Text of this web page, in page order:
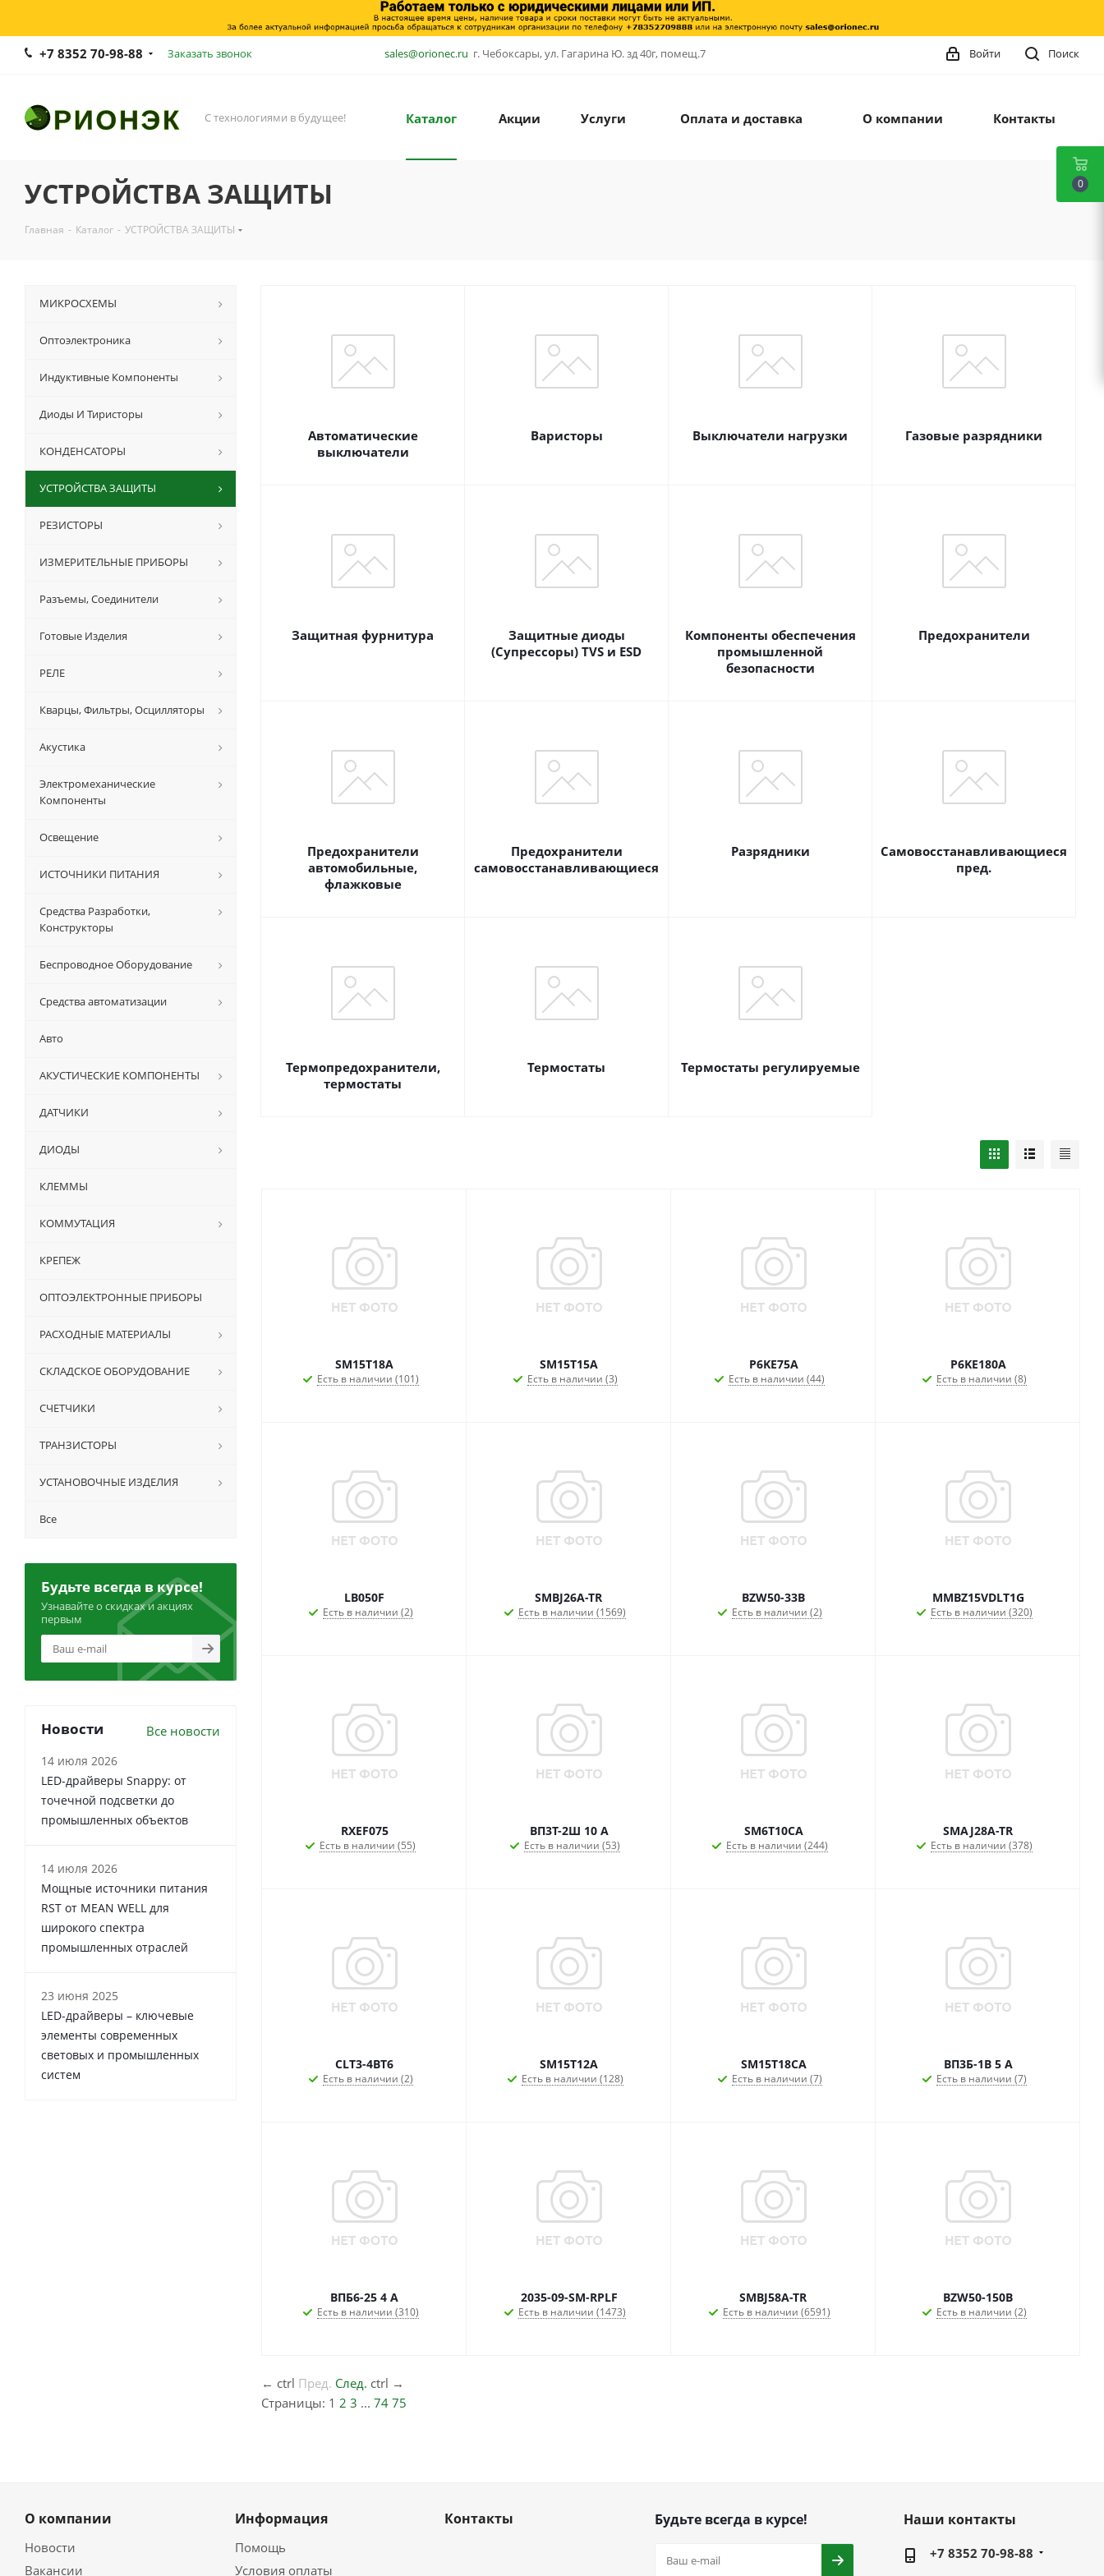
+7 8352 70-98-88 Заказать звонок sales@orionec.ru г. Чебоксары, ул. Гагарина Ю. зд 40г, помещ.7 Поиск
Войти
С технологиями в будущее! Каталог Акции Услуги Оплата и доставка О компании Контакты
УСТРОЙСТВА ЗАЩИТЫ
Главная - Каталог - УСТРОЙСТВА ЗАЩИТЫ
Автоматические
выключатели
Варисторы Выключатели нагрузки Газовые разрядники
Защитная фурнитура
Защитные диоды
(Супрессоры) TVS и ESD
Компоненты обеспечения
промышленной
безопасности
Предохранители
Предохранители
автомобильные,
флажковые
Предохранители
самовосстанавливающиеся
Разрядники
Самовосстанавливающиеся
пред.
Термопредохранители,
термостаты
Термостаты Термостаты регулируемые
SM15T18A
Есть в наличии (101)
SM15T15A
Есть в наличии (3)
P6KE75A
Есть в наличии (44)
P6KE180A
Есть в наличии (8)
LB050F
Есть в наличии (2)
SMBJ26A-TR
Есть в наличии (1569)
BZW50-33B
Есть в наличии (2)
MMBZ15VDLT1G
Есть в наличии (320)
RXEF075
Есть в наличии (55)
ВП3Т-2Ш 10 А
Есть в наличии (53)
SM6T10CA
Есть в наличии (244)
SMAJ28A-TR
Есть в наличии (378)
CLT3-4BT6
Есть в наличии (2)
SM15T12A
Есть в наличии (128)
SM15T18CA
Есть в наличии (7)
ВП3Б-1В 5 А
Есть в наличии (7)
ВПБ6-25 4 А
Есть в наличии (310)
2035-09-SM-RPLF
Есть в наличии (1473)
SMBJ58A-TR
Есть в наличии (6591)
BZW50-150B
Есть в наличии (2)
← ctrl Пред. След. ctrl →
Страницы: 1 2 3 ... 74 75
МИКРОСХЕМЫ
Оптоэлектроника
Индуктивные Компоненты
Диоды И Тиристоры
КОНДЕНСАТОРЫ
УСТРОЙСТВА ЗАЩИТЫ
РЕЗИСТОРЫ
ИЗМЕРИТЕЛЬНЫЕ ПРИБОРЫ
Разъемы, Соединители
Готовые Изделия
РЕЛЕ
Кварцы, Фильтры, Осцилляторы
Акустика
Электромеханические
Компоненты
Освещение
ИСТОЧНИКИ ПИТАНИЯ
Средства Разработки,
Конструкторы
Беспроводное Оборудование
Средства автоматизации
Авто
АКУСТИЧЕСКИЕ КОМПОНЕНТЫ
ДАТЧИКИ
ДИОДЫ
КЛЕММЫ
КОММУТАЦИЯ
КРЕПЕЖ
ОПТОЭЛЕКТРОННЫЕ ПРИБОРЫ
РАСХОДНЫЕ МАТЕРИАЛЫ
СКЛАДСКОЕ ОБОРУДОВАНИЕ
СЧЕТЧИКИ
ТРАНЗИСТОРЫ
УСТАНОВОЧНЫЕ ИЗДЕЛИЯ
Все
Будьте всегда в курсе!
Узнавайте о скидках и акциях
первым
Новости Все новости
14 июля 2026
LED-драйверы Snappy: от
точечной подсветки до
промышленных объектов
14 июля 2026
Мощные источники питания
RST от MEAN WELL для
широкого спектра
промышленных отраслей
23 июня 2025
LED-драйверы – ключевые
элементы современных
световых и промышленных
систем
О компании
Новости
Вакансии
Информация
Помощь
Условия оплаты
Контакты Будьте всегда в курсе! Наши контакты
+7 8352 70-98-88
0